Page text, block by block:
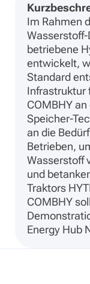
Im Rahmen
betriebene
entwickelt,
Standard
Infrastruktur
COMBHY
Speicher-
an die
Betrieben,
Wasserstoff
und
Traktors
COMBHY
Energy Hub